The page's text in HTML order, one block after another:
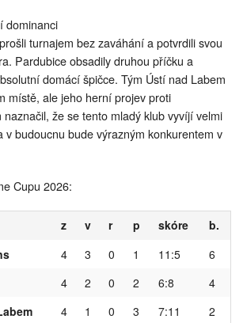
dominanci
turnajem bez zaváhání a potvrdili svou
Pardubice obsadily druhou příčku a
domácí špičce. Tým Ústí nad Labem
místě, ale jeho herní projev proti
že se tento mladý klub vyvíjí velmi
v budoucnu bude výrazným konkurentem v
Cupu 2026:
z v r p skóre
b.
4 3 0 1 11:5
6
4 2 0 2 6:8
4
4 1 0 3 7:11 2